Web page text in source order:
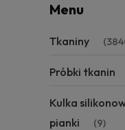
Menu
Tkaniny
Próbki tkanin
Kulka
pianki
(9)